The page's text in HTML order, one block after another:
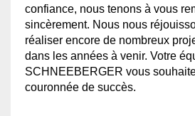
confiance, nous tenons à vous
sincèrement. Nous nous
réaliser encore de nombreux
dans les années à venir. Votre
SCHNEEBERGER vous
couronnée de succès.